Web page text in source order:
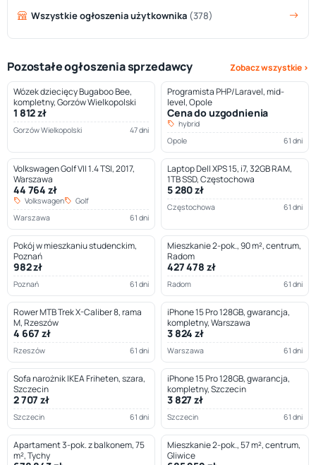
Wszystkie ogłoszenia użytkownika (378)
Pozostałe ogłoszenia sprzedawcy
Zobacz wszystkie ›
Wózek dziecięcy Bugaboo Bee,
kompletny, Gorzów Wielkopolski
1 812 zł
Gorzów Wielkopolski 47 dni
Programista PHP/Laravel, mid-
level, Opole
Cena do uzgodnienia
hybrid
Opole
61 dni
Volkswagen Golf VII 1.4 TSI, 2017,
Warszawa
44 764 zł
Volkswagen
Golf
Warszawa
61 dni
Laptop Dell XPS 15, i7, 32GB RAM,
1TB SSD, Częstochowa
5 280 zł
Częstochowa 61 dni
Pokój w mieszkaniu studenckim,
Poznań
982 zł
Poznań 61 dni
Mieszkanie 2-pok., 90 m², centrum,
Radom
427 478 zł
Radom 61 dni
Rower MTB Trek X-Caliber 8, rama
M, Rzeszów
4 667 zł
Rzeszów 61 dni
iPhone 15 Pro 128GB, gwarancja,
kompletny, Warszawa
3 824 zł
Warszawa 61 dni
Sofa narożnik IKEA Friheten, szara,
Szczecin
2 707 zł
Szczecin 61 dni
iPhone 15 Pro 128GB, gwarancja,
kompletny, Szczecin
3 827 zł
Szczecin 61 dni
Apartament 3-pok. z balkonem, 75
m², Tychy
Mieszkanie 2-pok., 57 m², centrum,
Gliwice